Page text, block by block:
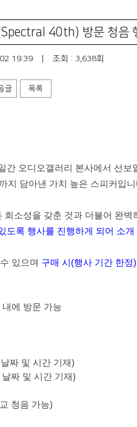
40th) 방문 청음
19:39 조회 : 3,638회
글 목록
간 오디오갤러리 본사에서 선보
지 담아낸 가치 높은 스피커입
소성을 갖춘 것과 더불어 완벽
도록 행사를 진행하게 되어 소
있으며 구매 시 (행사 기간 한정
내에 방문 가능
날짜 및 시간 기재)
날짜 및 시간 기재)
청음 가능)